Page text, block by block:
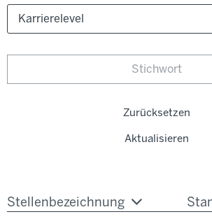
Karrierelevel
Zurücksetzen
Aktualisieren
Stellenbezeichnung